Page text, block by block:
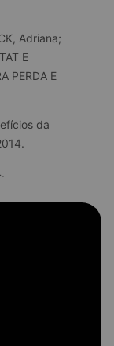
Adriana;
E
PERDA E
da